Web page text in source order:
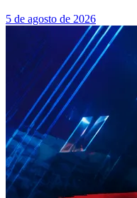
5 de agosto de 2026